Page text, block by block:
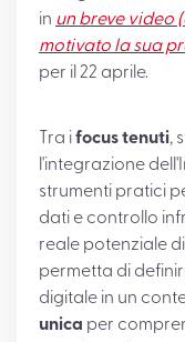
in un breve video
motivato la sua
per il 22 aprile.
Tra ifocus tenuti,
l'integrazione
strumenti pratici
dati e controllo
reale potenziale
permetta di
digitale in un
unica per